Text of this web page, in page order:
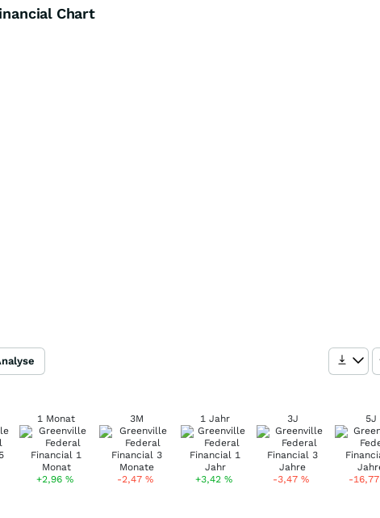
Chart
1 Monat
+2,96 %
3M
-2,47 %
1 Jahr
+3,42 %
3J
-3,47%
5J
-16,77